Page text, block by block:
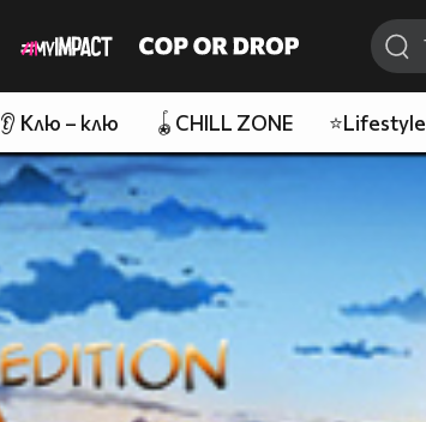
👂 Клю – клю 🪀CHILL ZONE ⭐Lifestyle